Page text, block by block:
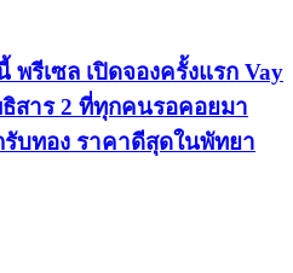
พรีเซล เปิดจองครั้งแรก Vay
ธิสาร 2 ที่ทุกคนรอคอยมา
บทอง ราคาดีสุดในพัทยา